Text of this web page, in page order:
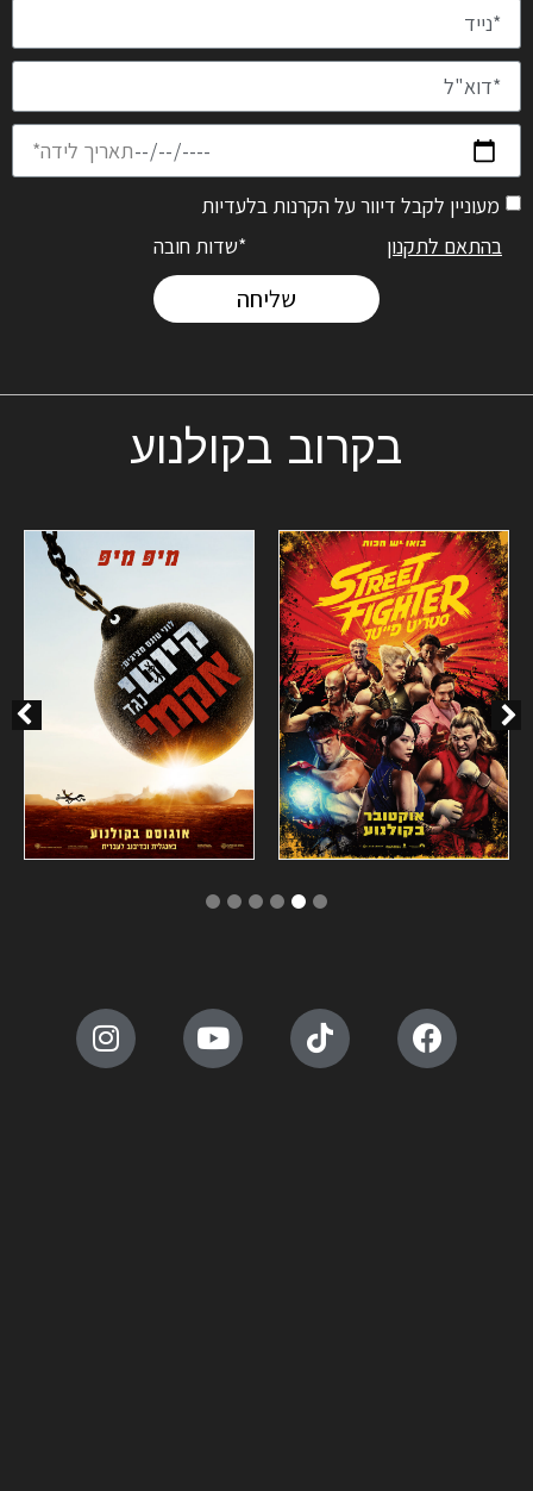
מעוניין לקבל דיוור על הקרנות בלעדיות
בהתאם לתקנון
*שדות חובה
שליחה
בקרוב בקולנוע
4
5
6